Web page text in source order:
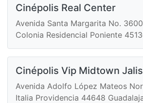
Cinépolis Real Center
Avenida Santa Margarita No.
Colonia Residencial Poniente
Cinépolis Vip Midtown
Avenida Adolfo López Mateos
Italia Providencia 44648